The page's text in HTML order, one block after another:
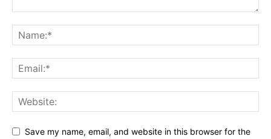
Save my name, email, and website in this browser for the